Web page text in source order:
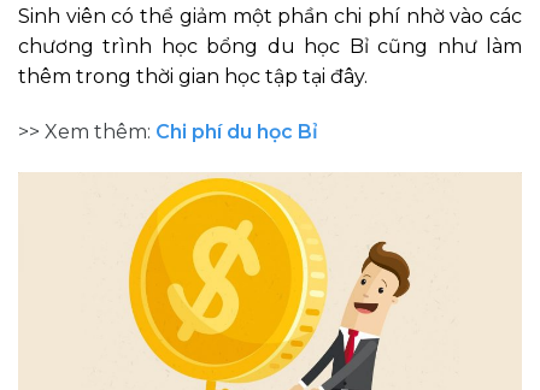
Sinh viên có thể giảm một phần chi phí nhờ vào các
chương trình học bổng du học Bỉ cũng như làm
thêm trong thời gian học tập tại đây.
>> Xem thêm: Chi phí du học Bỉ